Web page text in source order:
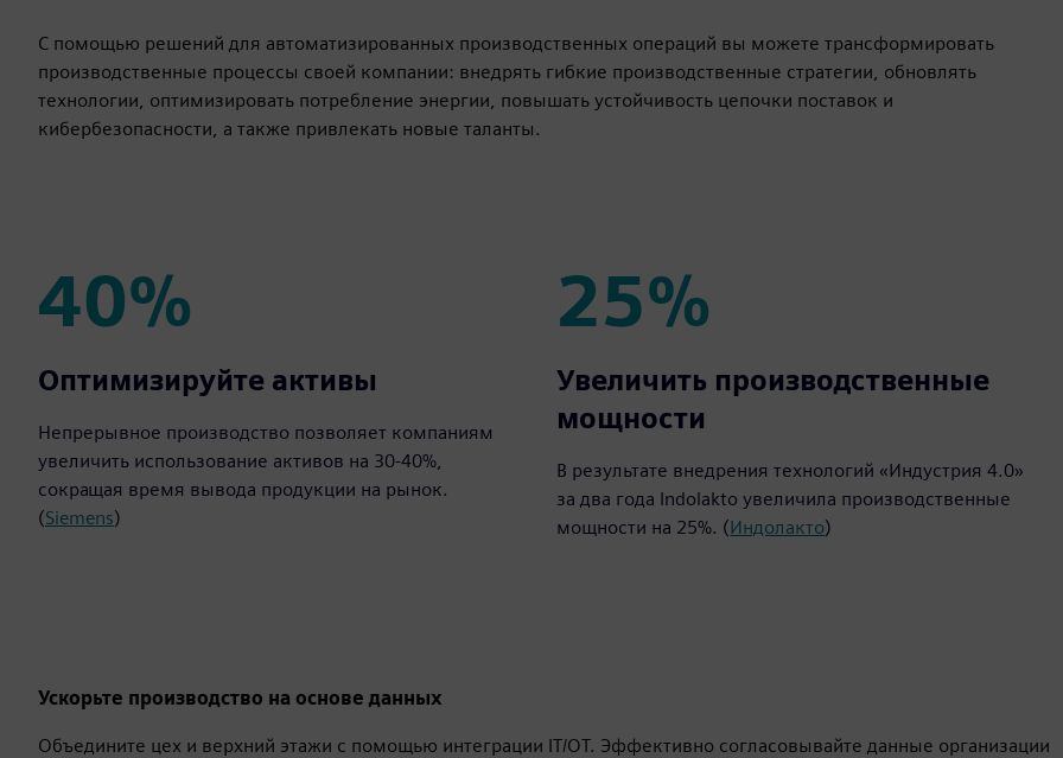
С помощью решений для автоматизированных производственных операций вы можете трансформировать
производственные процессы своей компании: внедрять гибкие производственные стратегии, обновлять
технологии, оптимизировать потребление энергии, повышать устойчивость цепочки поставок и
кибербезопасности, а также привлекать новые таланты.
40%
40%
Оптимизируйте активы
Непрерывное производство позволяет компаниям
увеличить использование активов на 30-40%,
сокращая время вывода продукции на рынок.
(Siemens)
25%
25%
Увеличить производственные
мощности
В результате внедрения технологий «Индустрия 4.0»
за два года Indolakto увеличила производственные
мощности на 25%. (Индолакто)
Ускорьте производство на основе данных
Объедините цех и верхний этажи с помощью интеграции IT/OT. Эффективно согласовывайте данные организации